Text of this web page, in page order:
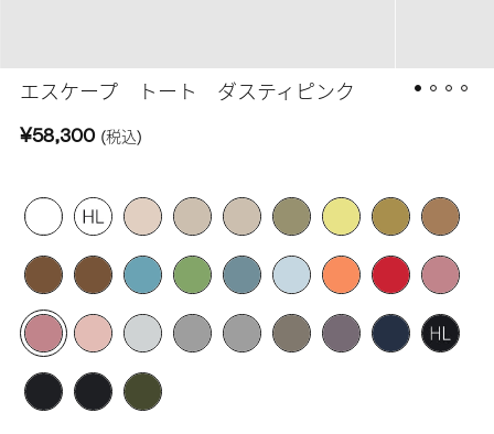
エスケープ トート ダスティピンク
¥58,300 (税込)